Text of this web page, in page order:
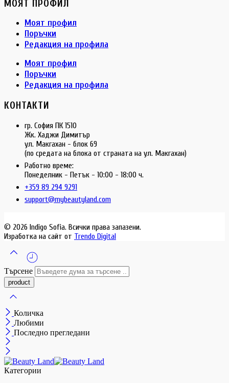
МОЯТ ПРОФИЛ
Моят профил
Поръчки
Редакция на профила
Моят профил
Поръчки
Редакция на профила
КОНТАКТИ
гр. София ПК 1510
Жк. Хаджи Димитър
ул. Макгахан - блок 69
(по средата на блока от страната на ул. Макгахан)
Работно време:
Понеделник - Петък - 10:00 - 18:00 ч.
+359 89 294 9291
support@mybeautyland.com
© 2026 Indigo Sofia. Всички права запазени.
Изработка на сайт от Trendo Digital
Търсене
Количка
Любими
Последно прегледани
Категории